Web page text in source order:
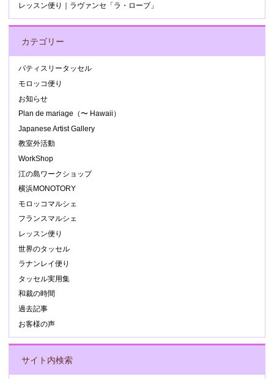
レッスン便り｜ラヴァンセ「ラ・ローブ」
カテゴリー
パティスリータッセル
モロッコ便り
お知らせ
Plan de mariage（〜 Hawaii）
Japanese Artist Gallery
教室外活動
WorkShop
江の島ワークショップ
横浜MONOTORY
モロッコマルシェ
フランスマルシェ
レッスン便り
世界のタッセル
ラナンレイ便り
タッセル実用集
和裁の時間
過去記事
お客様の声
サイト内検索